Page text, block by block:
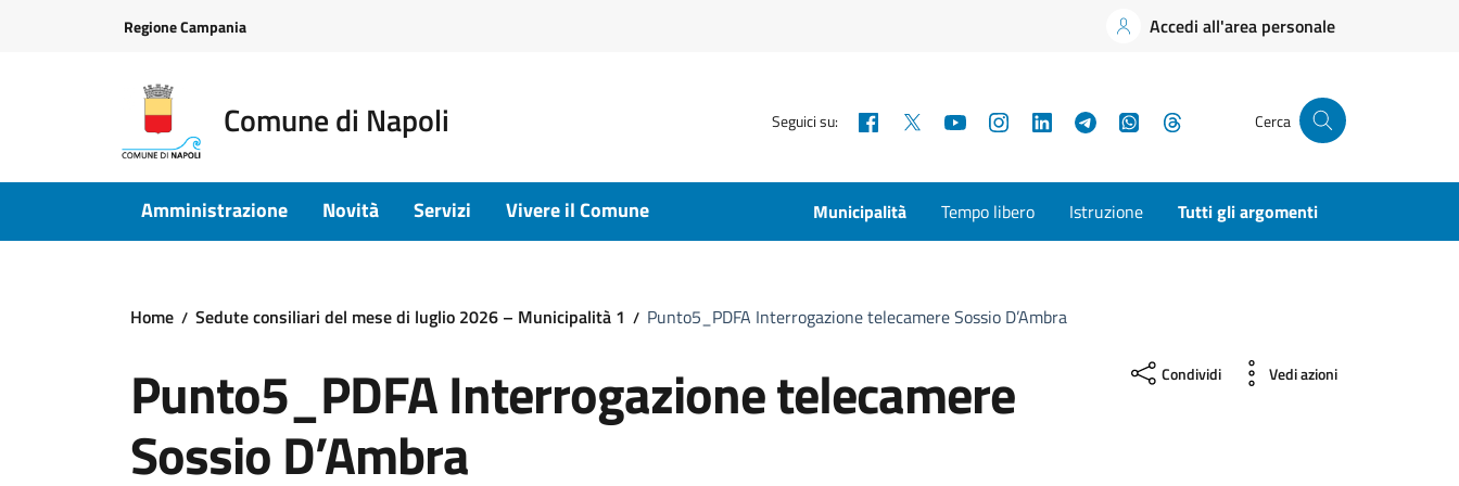
Regione Campania Accedi all'area personale
Comune di Napoli Seguici su: Facebook YouTubeInstagramLinkedInTelegramWhatsApp Cerca
Amministrazione Novità Servizi Vivere il Comune Municipalità Tempo libero Istruzione Tutti gli argomenti
Home Sedute consiliari del mese di luglio 2026 – Municipalità 1 Punto5_PDFA Interrogazione telecamere Sossio D’Ambra
Punto5_PDFA Interrogazione telecamere
Sossio D’Ambra
Condividi Vedi azioni